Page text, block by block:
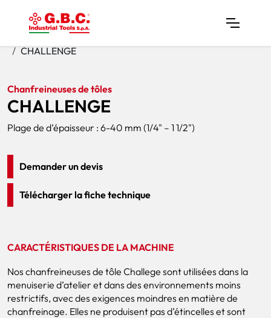
Home Produits
CHALLENGE
Chanfreineuses de tôles
CHALLENGE
Plage de d’épaisseur : 6-40 mm (1/4" – 1 1/2")
Demander un devis
Télécharger la fiche technique
CARACTÉRISTIQUES DE LA MACHINE
Nos chanfreineuses de tôle Challege sont utilisées dans la
menuiserie d’atelier et dans des environnements moins
restrictifs, avec des exigences moindres en matière de
chanfreinage. Elles ne produisent pas d’étincelles et sont